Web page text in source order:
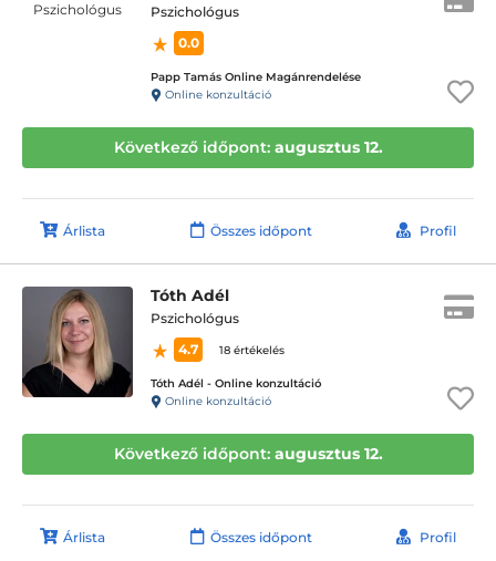
Pszichológus
0.0
Papp Tamás Online Magánrendelése
Online konzultáció
Következő időpont: augusztus 12.
Árlista Összes időpont Profil
Tóth Adél
Pszichológus
4.7
18 értékelés
Tóth Adél - Online konzultáció
Online konzultáció
Következő időpont: augusztus 12.
Árlista Összes időpont Profil